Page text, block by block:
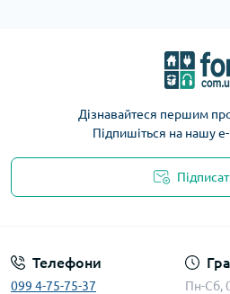
Дізнавайтеся першим
Підпишіться на нашу
Телефони
099 4-75-75-37
Пн-Сб,